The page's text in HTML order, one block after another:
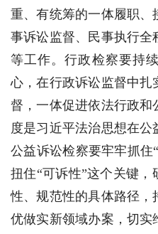
重、有统筹的一体履职、
事诉讼监督、民事执行全
等工作。行政检察要持
心，在行政诉讼监督中扎
督，一体促进依法行政和
度是习近平法治思想在公
公益诉讼检察要牢牢抓住
扭住“可诉性”这个关键
性、规范性的具体路径，
优做实新领域办案，切实